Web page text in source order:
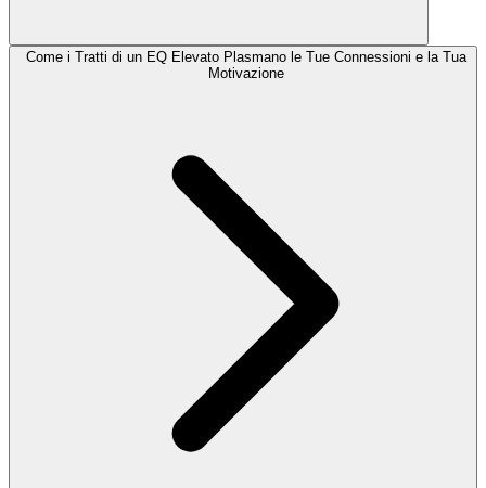
Come i Tratti di un EQ Elevato Plasmano le Tue Connessioni e la Tua
Motivazione